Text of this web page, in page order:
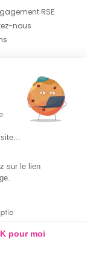
RSE
nous
sur le lien
pour moi